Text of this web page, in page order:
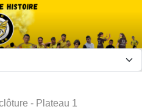
- Plateau 1